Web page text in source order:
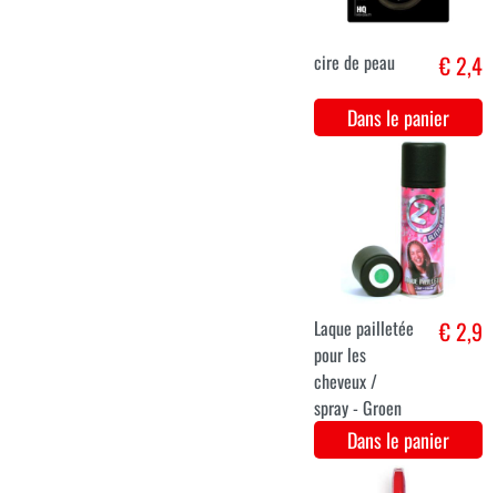
Tatouages sexy
noirs différents
styles - 16
€ 2,6
Dans le panier
Set de
pinceaux petits
Dans le panier